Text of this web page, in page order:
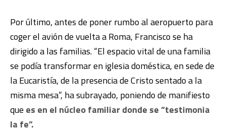
Por último, antes de poner rumbo al aeropuerto para
coger el avión de vuelta a Roma, Francisco se ha
dirigido a las familias. “El espacio vital de una familia
se podía transformar en iglesia doméstica, en sede de
la Eucaristía, de la presencia de Cristo sentado a la
misma mesa”, ha subrayado, poniendo de manifiesto
que es en el núcleo familiar donde se “testimonia
la fe”.